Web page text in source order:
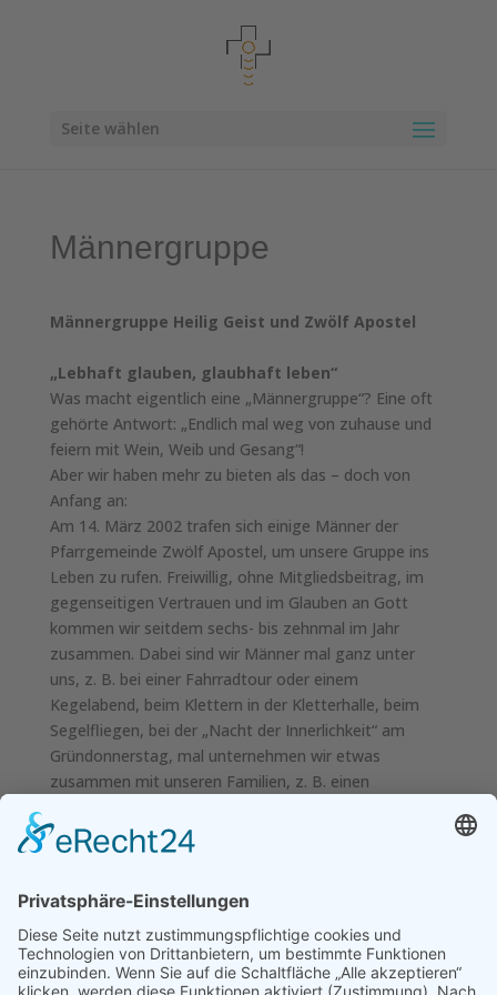
Seite wählen
Männergruppe
Männergruppe Heilig Geist und Zwölf Apostel
„Lebhaft glauben, glaubhaft leben“
Was macht eigentlich eine „Männergruppe“? Eine oft
gehörte Antwort: „Endlich mal weg von zuhause und
feiern mit Wein, Weib und Gesang“!
Aber wir haben mehr zu bieten als das – doch von
Anfang an:
Am 14. März 2002 trafen sich einige Männer der
Pfarrgemeinde Zwölf Apostel, um unsere Gruppe ins
Leben zu rufen. Freiwillig, ohne Mitgliedsbeitrag, im
gegenseitigen Vertrauen und im Glauben an Gott
kommen wir seitdem sechs- bis zehnmal im Jahr
zusammen. Dabei sind wir Männer mal ganz unter
uns, z. B. bei einer Fahrradtour oder einem
Kegelabend, beim Klettern in der Kletterhalle, beim
Segelfliegen, bei der „Nacht der Innerlichkeit“ am
Gründonnerstag, mal unternehmen wir etwas
zusammen mit unseren Familien, z. B. einen
verschiedenen Glaubensthemen angeboten.
Manchmal besuchen wir auch „einfach nur“
In unserer Jahresplanung sind die aktuellen
Veranstaltungen aufgelistet. Da Änderungen möglich
sind, bitte stets bei uns vorher rückfragen, oder Sie
teilen uns Ihre E-Mail Adresse mit und bekommen so